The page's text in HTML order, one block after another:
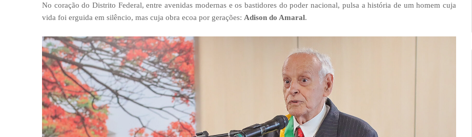
No coração do Distrito Federal, entre avenidas modernas e os bastidores do poder nacional, pulsa a história de um homem cuja
vida foi erguida em silêncio, mas cuja obra ecoa por gerações: Adison do Amaral.